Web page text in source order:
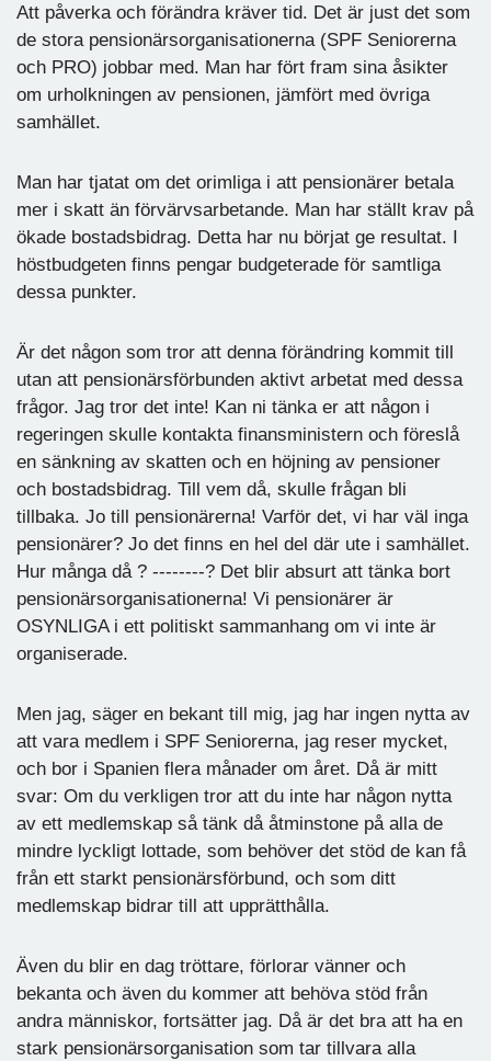
Att påverka och förändra kräver tid. Det är just det som
de stora pensionärsorganisationerna (SPF Seniorerna
och PRO) jobbar med. Man har fört fram sina åsikter
om urholkningen av pensionen, jämfört med övriga
samhället.
Man har tjatat om det orimliga i att pensionärer betala
mer i skatt än förvärvsarbetande. Man har ställt krav på
ökade bostadsbidrag. Detta har nu börjat ge resultat. I
höstbudgeten finns pengar budgeterade för samtliga
dessa punkter.
Är det någon som tror att denna förändring kommit till
utan att pensionärsförbunden aktivt arbetat med dessa
frågor. Jag tror det inte! Kan ni tänka er att någon i
regeringen skulle kontakta finansministern och föreslå
en sänkning av skatten och en höjning av pensioner
och bostadsbidrag. Till vem då, skulle frågan bli
tillbaka. Jo till pensionärerna! Varför det, vi har väl inga
pensionärer? Jo det finns en hel del där ute i samhället.
Hur många då ? --------? Det blir absurt att tänka bort
pensionärsorganisationerna! Vi pensionärer är
OSYNLIGA i ett politiskt sammanhang om vi inte är
organiserade.
Men jag, säger en bekant till mig, jag har ingen nytta av
att vara medlem i SPF Seniorerna, jag reser mycket,
och bor i Spanien flera månader om året. Då är mitt
svar: Om du verkligen tror att du inte har någon nytta
av ett medlemskap så tänk då åtminstone på alla de
mindre lyckligt lottade, som behöver det stöd de kan få
från ett starkt pensionärsförbund, och som ditt
medlemskap bidrar till att upprätthålla.
Även du blir en dag tröttare, förlorar vänner och
bekanta och även du kommer att behöva stöd från
andra människor, fortsätter jag. Då är det bra att ha en
stark pensionärsorganisation som tar tillvara alla